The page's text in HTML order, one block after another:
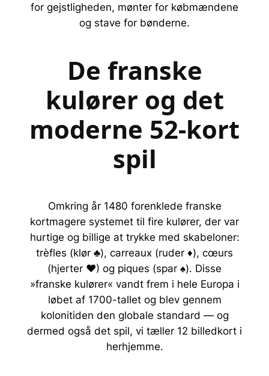
for gejstligheden, mønter for købmændene
og stave for bønderne.
De franske
kulører og det
moderne 52-kort
spil
Omkring år 1480 forenklede franske
kortmagere systemet til fire kulører, der var
hurtige og billige at trykke med skabeloner:
trèfles (klør ♣), carreaux (ruder ♦), cœurs
(hjerter ♥) og piques (spar ♠). Disse
»franske kulører« vandt frem i hele Europa i
løbet af 1700-tallet og blev gennem
kolonitiden den globale standard — og
dermed også det spil, vi tæller 12 billedkort i
herhjemme.